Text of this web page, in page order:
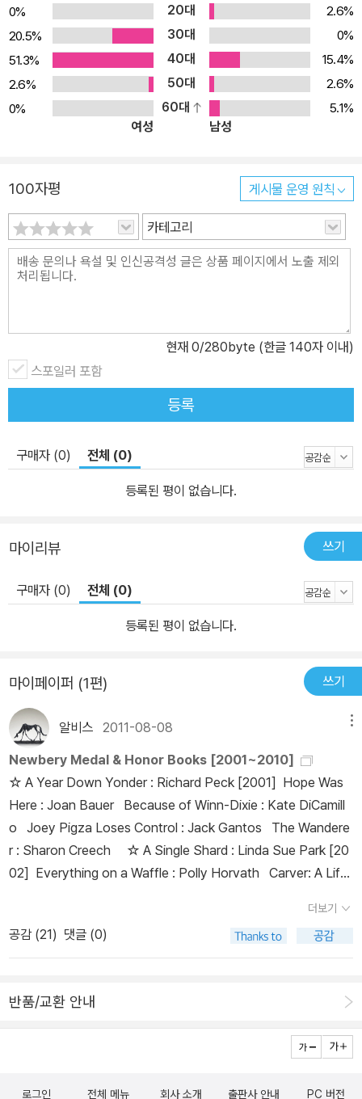
0%
20대
2.6%
20.5%
30대
0%
51.3%
40대
15.4%
2.6%
50대
2.6%
0%
60대
5.1%
여성
남성
100자평 게시물 운영 원칙
카테고리
현재 0/280byte (한글 140자 이내)
스포일러 포함
등록
구매자 (0) 전체 (0)
등록된 평이 없습니다.
마이리뷰 쓰기
구매자 (0) 전체 (0)
등록된 평이 없습니다.
마이페이퍼 (1편) 쓰기
알비스 2011-08-08
Newbery Medal & Honor Books [2001~2010]
☆ A Year Down Yonder : Richard Peck [2001] Hope Was
Here : Joan Bauer Because of Winn-Dixie : Kate DiCamill
o Joey Pigza Loses Control : Jack Gantos The Wandere
r : Sharon Creech ☆ A Single Shard : Linda Sue Park [20
02] Everything on a Waffle : Polly Horvath Carver: A Life
Avi [2003] The House of the Scorpion : Nancy Farmer Pi
ctures of Hollis Woods : Patricia Reilly Giff Hoot : Carl Hia
asen A Corner of The Universe : Ann M. Martin Surviving
pereaux: Being the Story of a Mouse, a Princess, Some So
up, and a Spool of Thread : Kate DiCamillo/Timothy Basil E
ring(그림) [2004] Olive's Ocean : Kevin Henkes An Americ
더보기
공감 (21) 댓글 (0)
반품/교환 안내
로그인 전체 메뉴 회사 소개 출판사 안내 PC 버전